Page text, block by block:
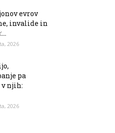
evrov
invalide in
2026
pa
v njih:
2026